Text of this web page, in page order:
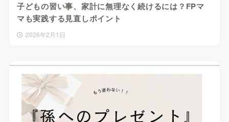
子どもの習い事、家計に無理なく続けるには？FPマ
マも実践する見直しポイント
2026年2月1日